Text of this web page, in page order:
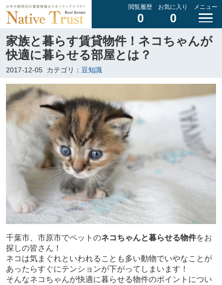
閲覧履歴
0
お気に入り
0
メニュー
家族と暮らす賃貸物件！ネコちゃんが
快適に暮らせる部屋とは？
2017-12-05 カテゴリ： 豆知識
千葉市、市原市でペットのネコちゃんと暮らせる物件をお
探しの皆さん！
ネコは気まぐれといわれることも多い動物でいやなことが
あったらすぐにテンションが下がってしまいます！
そんなネコちゃんが快適に暮らせる物件のポイントについ